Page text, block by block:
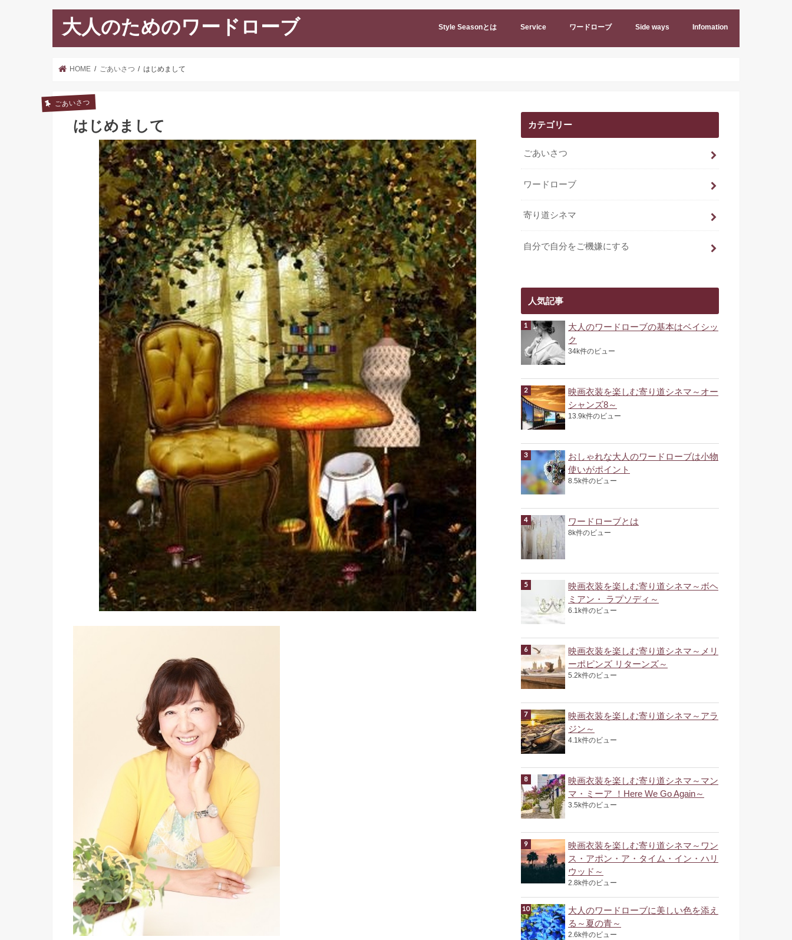
大人のためのワードローブ Style Seasonとは Service ワードローブ Side ways Infomation
HOME ごあいさつ はじめまして
ごあいさつ
はじめまして カテゴリー
ごあいさつ
ワードローブ
寄り道シネマ
自分で自分をご機嫌にする
人気記事
大人のワードローブの基本はベイシッ
ク
34k件のビュー
映画衣装を楽しむ寄り道シネマ～オー
シャンズ8～
13.9k件のビュー
おしゃれな大人のワードローブは小物
使いがポイント
8.5k件のビュー
ワードローブとは
8k件のビュー
映画衣装を楽しむ寄り道シネマ～ボヘ
ミアン・ ラプソディ～
6.1k件のビュー
映画衣装を楽しむ寄り道シネマ～メリ
ーポピンズ リターンズ～
5.2k件のビュー
映画衣装を楽しむ寄り道シネマ～アラ
ジン～
4.1k件のビュー
映画衣装を楽しむ寄り道シネマ～マン
マ・ミーア ！Here We Go Again～
3.5k件のビュー
映画衣装を楽しむ寄り道シネマ～ワン
ス・アポン・ア・タイム・イン・ハリ
ウッド～
2.8k件のビュー
大人のワードローブに美しい色を添え
る～夏の青～
2.6k件のビュー